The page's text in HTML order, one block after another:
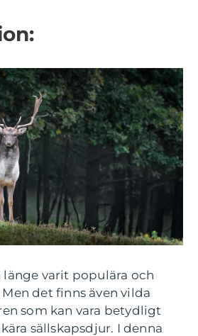
länge varit populära och
det finns även vilda
som kan vara betydligt
sällskapsdjur. I denna